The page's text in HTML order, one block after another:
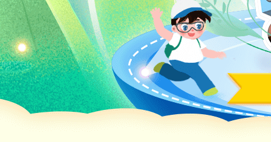
財經 教育 鄉村振興 生態環境 一帶一路 央博
大國智造 大國展會 大國保險 雲頂對話 雲起
直播 節目單 欄目 片庫 收視